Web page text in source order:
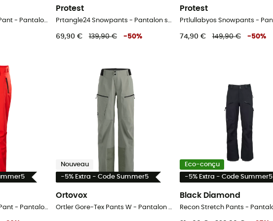
Latnja GTX Insulated Pant - Pantalon ski femme
Protest
Prtangle24 Snowpants - Pantalon ski femme
69,90 € 139,90 € -50%
Protest
74,90 € 149,90 € -50%
Legendary Insulated Pant - Pantalon ski femme
Nouveau
-5% Extra - Code Summer5
Ortovox
Ortler Gore-Tex Pants W - Pantalon ski de randonnée femme
Eco-conçu
-5% Extra - Code Summer5
Black Diamond